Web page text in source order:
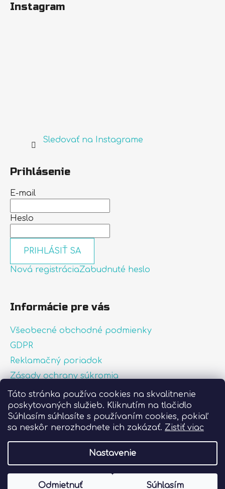
Táto stránka používa cookies na skvalitnenie
poskytovaných služieb. Kliknutím na tlačidlo
Súhlasím súhlasíte s používaním cookies, pokiaľ
sa neskôr nerozhodnete ich zakázať. Zistiť viac
Nastavenie
Odmietnuť Súhlasím
Instagram
Sledovať na Instagrame
Prihlásenie
E-mail
Heslo
PRIHLÁSIŤ SA
Nová registráciaZabudnuté heslo
Informácie pre vás
Všeobecné obchodné podmienky
GDPR
Reklamačný poriadok
Zásady ochrany súkromia
Zásady používania súborov cookies
O nás
FAQ
Vytvoril Shoptet